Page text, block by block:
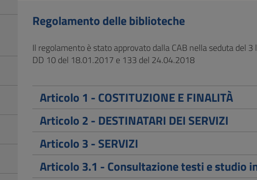
Regolamento delle biblioteche
Il regolamento è stato approvato dalla CAB nella seduta del
DD 10 del 18.01.2017 e 133 del 24.04.2018
Articolo 1 - COSTITUZIONE E FINALITÀ
Articolo 2 - DESTINATARI DEI SERVIZI
Articolo 3 - SERVIZI
Articolo 3.1 - Consultazione testi e studio